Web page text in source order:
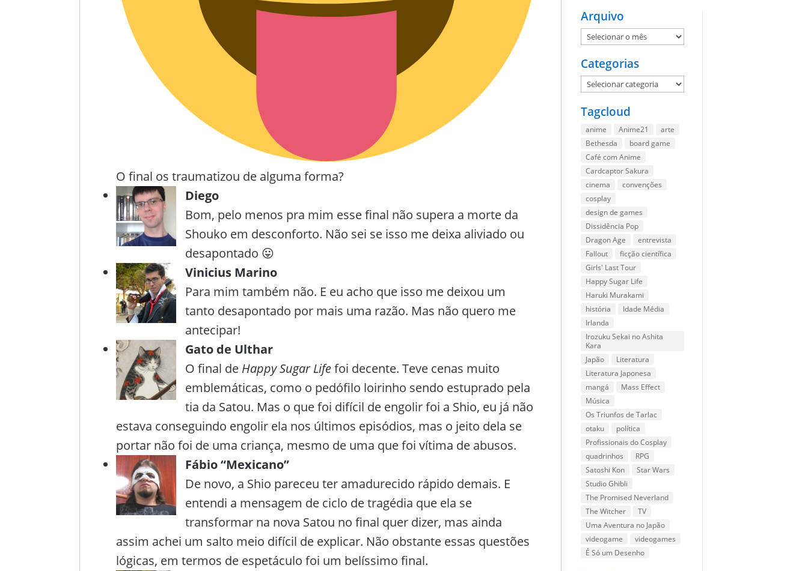
O final os traumatizou de alguma forma?
Diego
Bom, pelo menos pra mim esse final não supera a morte da
Shouko em desconforto. Não sei se isso me deixa aliviado ou
desapontado 😛
Vinicius Marino
Para mim também não. E eu acho que isso me deixou um
tanto desapontado por mais uma razão. Mas não quero me
antecipar!
Gato de Ulthar
O final de Happy Sugar Lifefoi decente. Teve cenas muito
emblemáticas, como o pedófilo loirinho sendo estuprado pela
tia da Satou. Mas o que foi difícil de engolir foi a Shio, eu já não
estava conseguindo engolir ela nos últimos episódios, mas o jeito dela se
portar não foi de uma criança, mesmo de uma que foi vítima de abusos.
Fábio “Mexicano”
De novo, a Shio pareceu ter amadurecido rápido demais. E
entendi a mensagem de ciclo de tragédia que ela se
transformar na nova Satou no final quer dizer, mas ainda
assim achei um salto meio difícil de explicar. Não obstante essas questões
lógicas, em termos de espetáculo foi um belíssimo final.
Arquivo
Arquivo
Categorias
Categorias
Tagcloud
anime Anime21
arte
Bethesda
board game
Café com Anime
Cardcaptor Sakura
cinema
convenções
cosplay
design de games
Dissidência Pop
Dragon Age
entrevista
Fallout
ficção científica
Girls' Last Tour
Happy Sugar Life
Haruki Murakami
história
Idade Média
Irlanda
Irozuku Sekai no Ashita
Kara
Japão
Literatura
Literatura Japonesa
mangá
Mass Effect
Música
Os Triunfos de Tarlac
otaku
política
Profissionais do Cosplay
quadrinhos
RPG
Satoshi Kon
Star Wars
Studio Ghibli
The Promised Neverland
The Witcher
TV
Uma Aventura no Japão
videogame
videogames
É Só um Desenho